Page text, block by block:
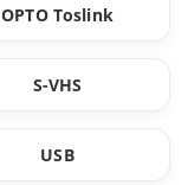
OPTO Toslink
S-VHS
USB